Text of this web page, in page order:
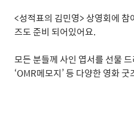
<성적표의 김민영> 상영회에 참
즈도 준비 되어있어요.
모든 분들께 사인 엽서를 선물
‘OMR메모지’등 다양한 영화 굿